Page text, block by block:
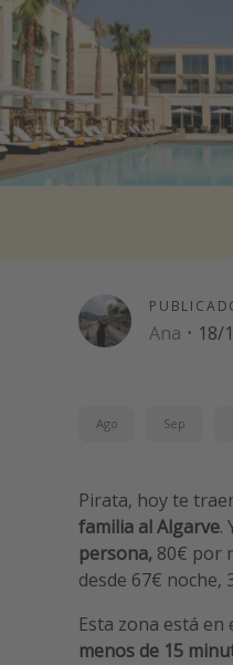
Ana · 18/
Ago Sep
Pirata, hoy te
familia al Algarve.
persona, 80€ por
desde 67€ noche,
Esta zona está en
menos de 15